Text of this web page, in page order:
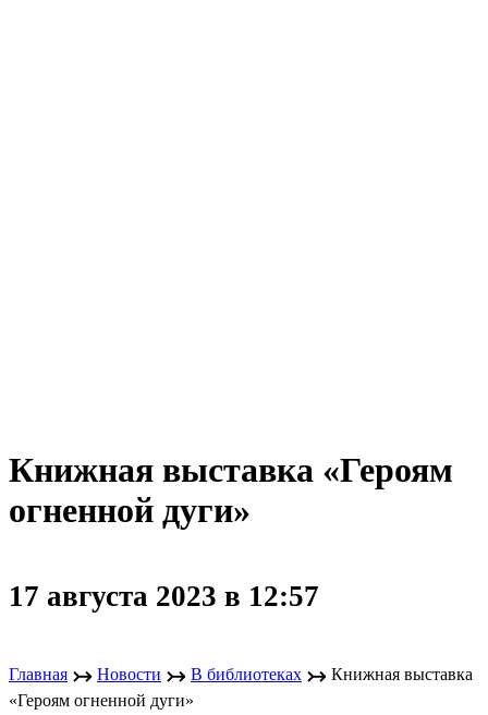
Книжная выставка «Героям
огненной дуги»
17 августа 2023 в 12:57
Главная ↣ Новости ↣ В библиотеках ↣ Книжная выставка
«Героям огненной дуги»